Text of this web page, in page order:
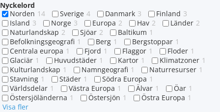
Nyckelord
Norden 14 Sverige 4 Danmark 3 Finland 3
Island 3 Norge 3 Europa 2 Hav 2 Länder 2
Naturlandskap 2 Sjöar 2 Baltikum 1
Befolkningsgeografi 1 Berg 1 Bergstoppar 1
Centrala europa 1 Fjord 1 Flaggor 1 Floder 1
Glaciär 1 Huvudstäder 1 Kartor 1 Klimatzoner 1
Kulturlandskap 1 Namngeografi 1 Naturresurser 1
Stavning 1 Städer 1 Södra Europa 1
Världsdelar 1 Västra Europa 1 Älvar 1 Öar 1
Östersjöländerna 1 Östersjön 1 Östra Europa 1
Visa fler